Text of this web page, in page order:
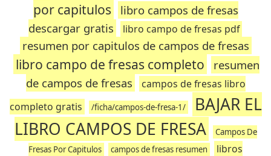
por capitulos
libro campos de fresas
descargar gratis
libro campo de fresas pdf
resumen por capitulos de campos de fresas
libro campo de fresas completo
resumen
de campos de fresas
campos de fresas libro
completo gratis
/ficha/campos-de-fresa-1/
BAJAR EL
LIBRO CAMPOS DE FRESA
Campos De
Fresas Por Capitulos
campos de fresas resumen
libros